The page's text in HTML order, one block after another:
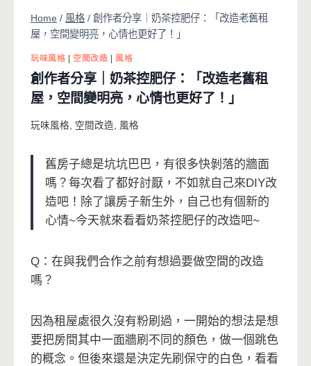
Home / 風格 / 創作者分享｜奶茶控肥仔：「改造老舊租
屋，空間變明亮，心情也更好了！」
玩味風格 空間改造 |風格
創作者分享｜奶茶控肥仔：「改造老舊租
屋，空間變明亮，心情也更好了！」
玩味風格 空間改造 風格
舊房子總是坑坑巴巴，有很多快剝落的牆面
嗎？每次看了都好討厭，不如就自己來DIY改
造吧！除了讓房子新生外，自己也有個新的
心情~今天就來看看奶茶控肥仔的改造吧~
Q：在與我們合作之前有想過要做空間的改造
嗎？
因為租屋處很久沒有粉刷過，一開始的想法是想
要把房間其中一面牆刷不同的顏色，做一個跳色
的概念。但後來還是決定先刷保守的白色，看看